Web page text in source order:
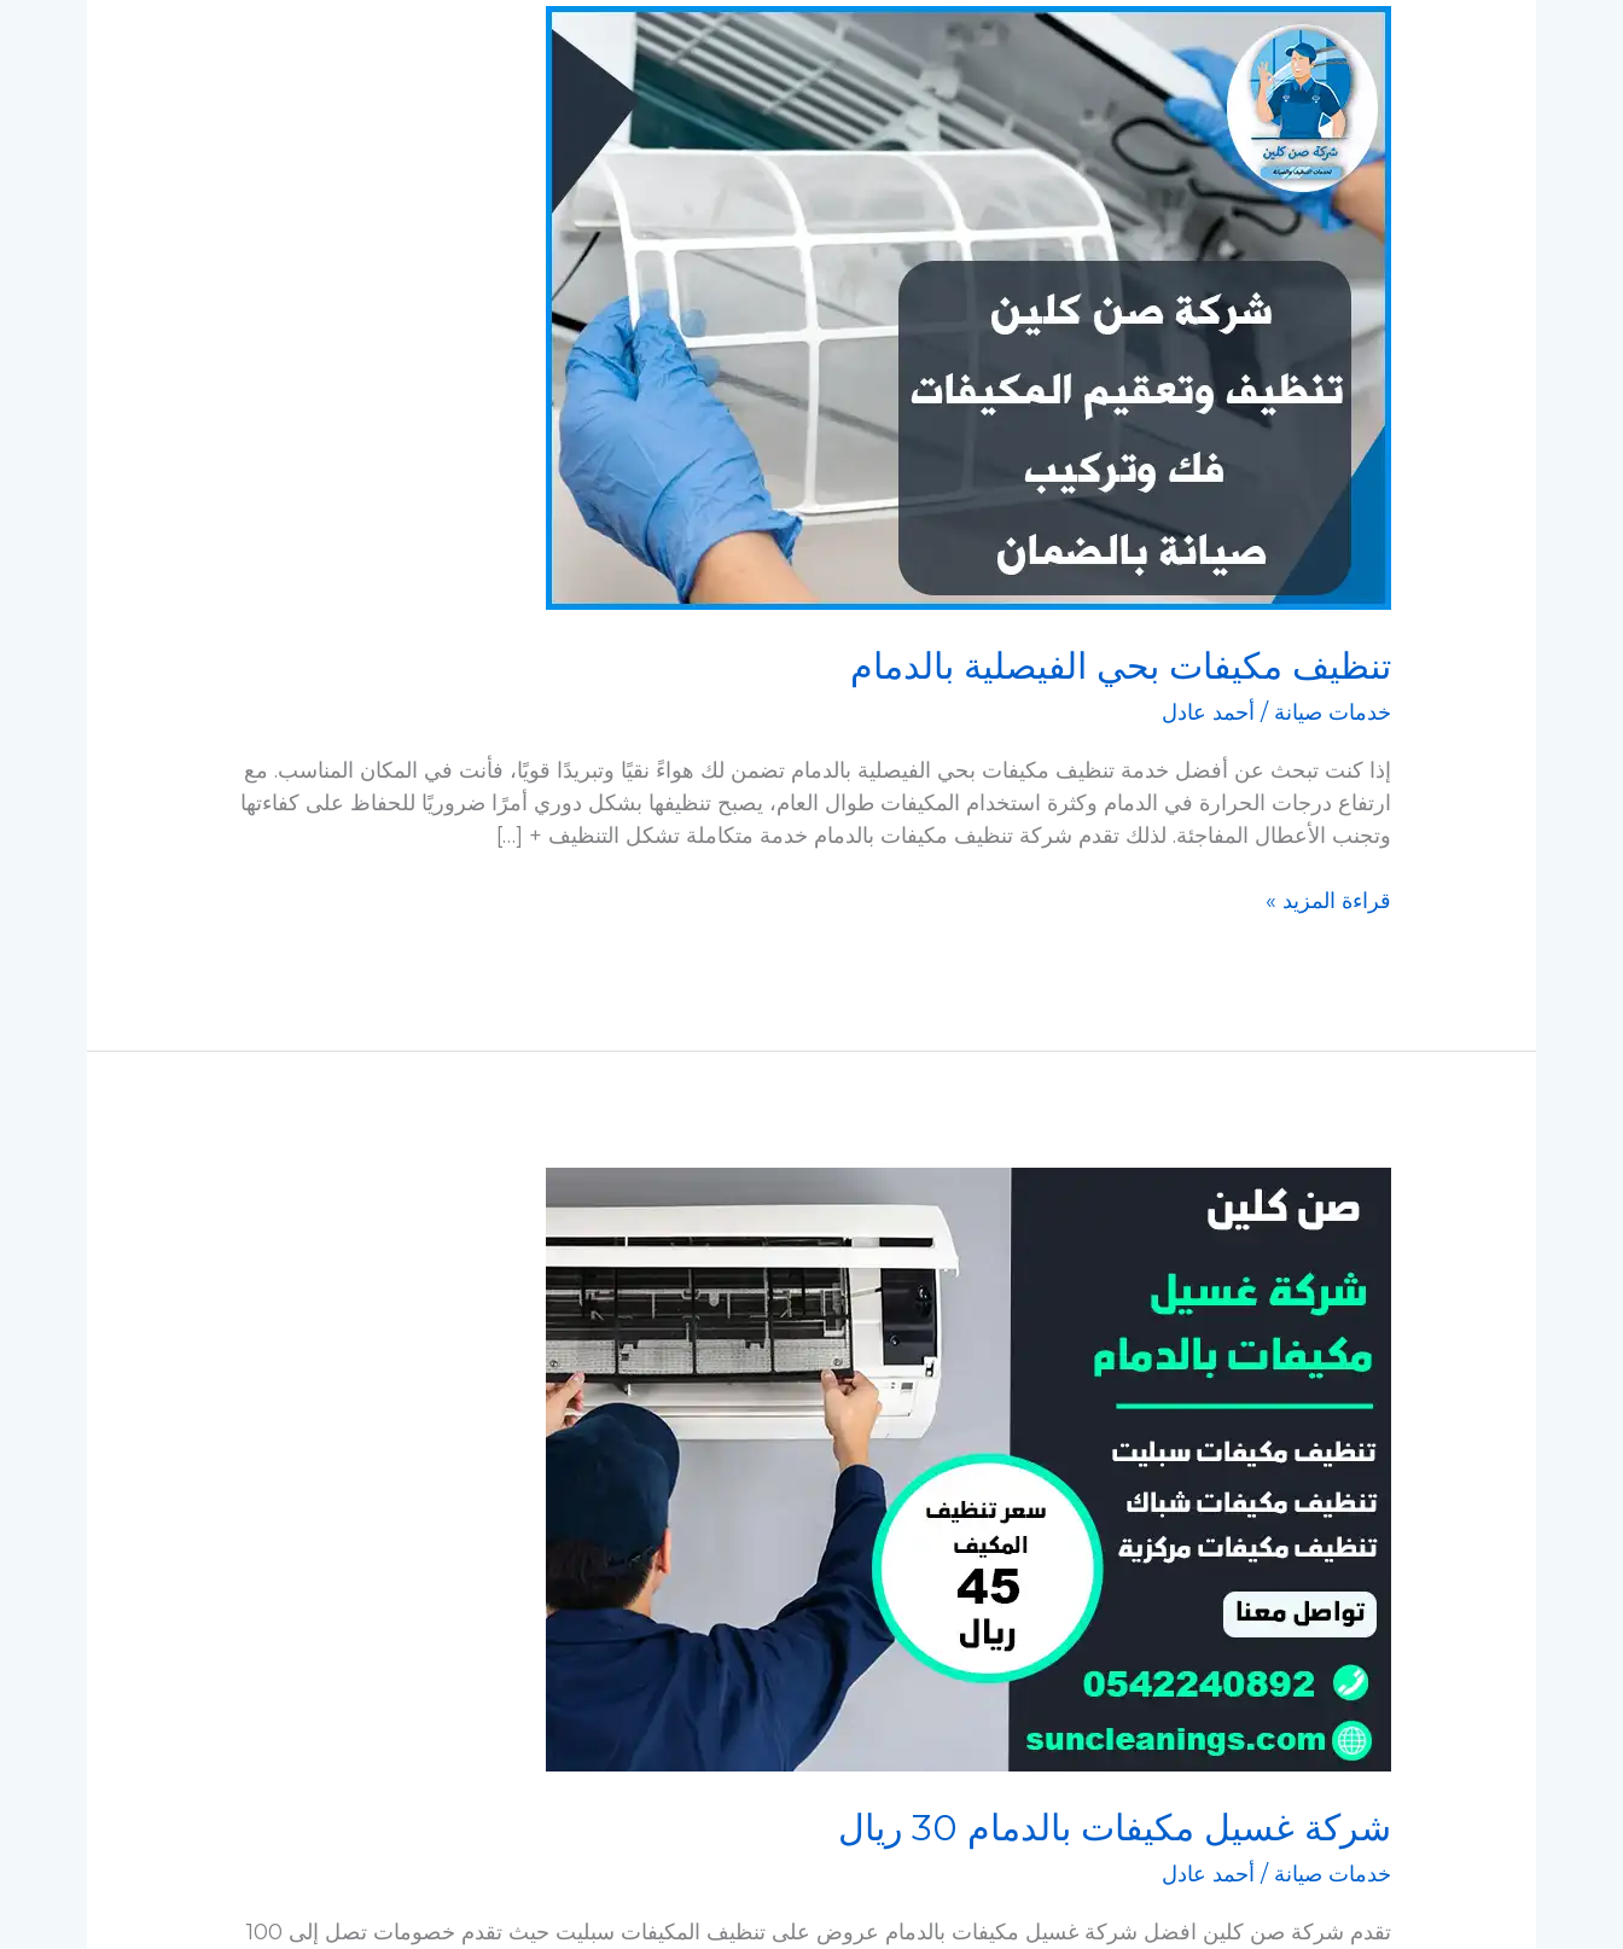
تنظيف مكيفات بحي الفيصلية بالدمام
خدمات صيانة / أحمد عادل
إذا كنت تبحث عن أفضل خدمة تنظيف مكيفات بحي الفيصلية بالدمام تضمن لك هواءً نقيًا وتبريدًا قويًا، فأنت في المكان المناسب. مع
ارتفاع درجات الحرارة في الدمام وكثرة استخدام المكيفات طوال العام، يصبح تنظيفها بشكل دوري أمرًا ضروريًا للحفاظ على كفاءتها
وتجنب الأعطال المفاجئة. لذلك تقدم شركة تنظيف مكيفات بالدمام خدمة متكاملة تشكل التنظيف + […]
تنظيف
مكيفات
بحي
الفيصلية
بالدمام
قراءة المزيد »
شركة غسيل مكيفات بالدمام 30 ريال
خدمات صيانة / أحمد عادل
تقدم شركة صن كلين افضل شركة غسيل مكيفات بالدمام عروض على تنظيف المكيفات سبليت حيث تقدم خصومات تصل إلى 100
غسيل
بالدمام
30
ريال